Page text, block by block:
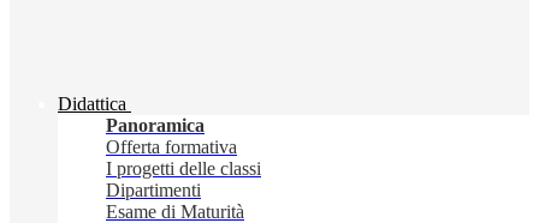
Didattica
Panoramica
Offerta formativa
I progetti delle classi
Dipartimenti
Esame di Maturità